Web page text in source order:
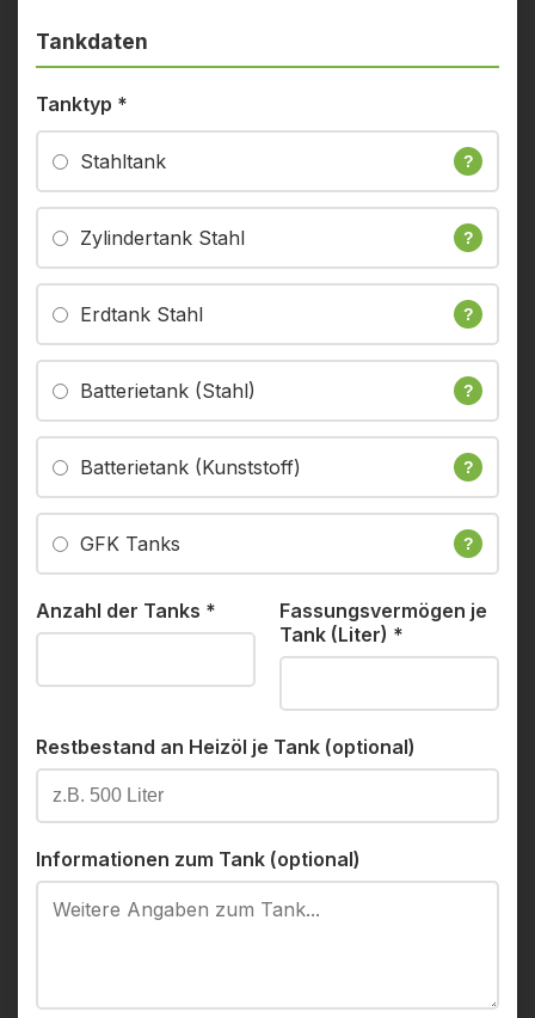
Tankdaten
Tanktyp *
Stahltank ?
Zylindertank Stahl ?
Erdtank Stahl ?
Batterietank (Stahl) ?
Batterietank (Kunststoff) ?
GFK Tanks ?
Anzahl der Tanks *
Fassungsvermögen je
Tank (Liter) *
Restbestand an Heizöl je Tank (optional)
Informationen zum Tank (optional)